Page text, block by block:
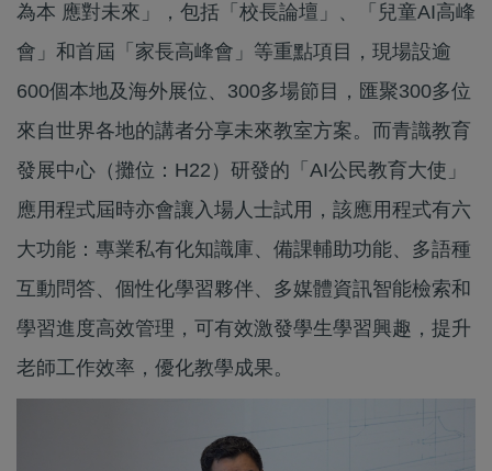
為本 應對未來」，包括「校長論壇」、「兒童AI高峰
會」和首屆「家長高峰會」等重點項目，現場設逾
600個本地及海外展位、300多場節目，匯聚300多位
來自世界各地的講者分享未來教室方案。而青識教育
發展中心（攤位：H22）研發的「AI公民教育大使」
應用程式屆時亦會讓入場人士試用，該應用程式有六
大功能：專業私有化知識庫、備課輔助功能、多語種
互動問答、個性化學習夥伴、多媒體資訊智能檢索和
學習進度高效管理，可有效激發學生學習興趣，提升
老師工作效率，優化教學成果。